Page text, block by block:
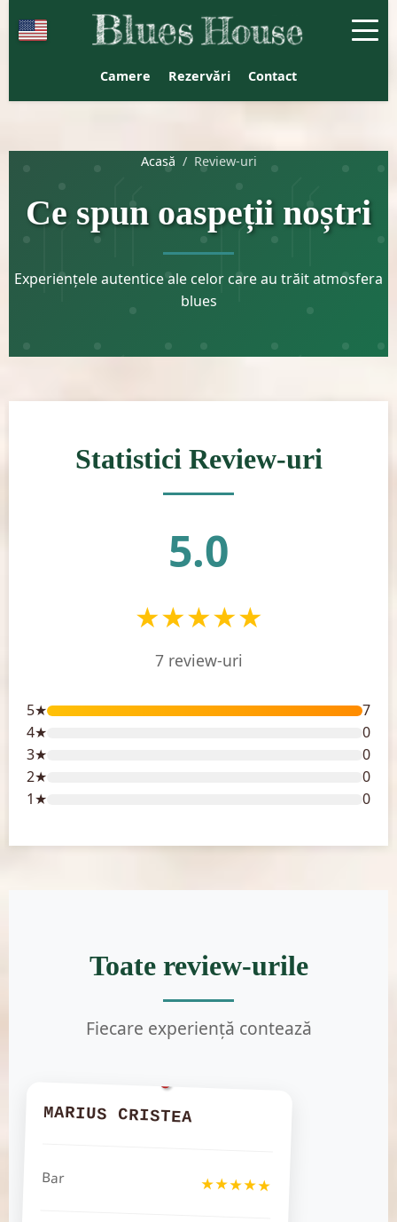
Blues House Venus -
Camere Rezervări Contact
Acasă / Review-uri
Ce spun oaspeții noștri
Experiențele autentice ale celor care au trăit atmosfera
blues
Statistici Review-uri
5.0
★★★★★
7 review-uri
5★
7
4★
0
3★
0
2★
0
1★
0
Toate review-urile
Fiecare experiență contează
MARIUS CRISTEA
Bar ★★★★★